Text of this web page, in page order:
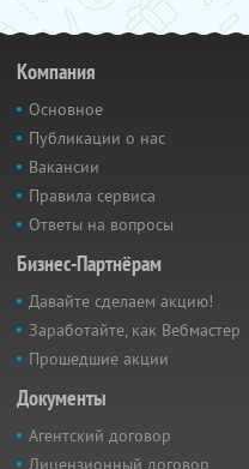
Компания
Основное
Публикации о нас
Вакансии
Правила сервиса
Ответы на вопросы
Бизнес-Партнёрам
Давайте сделаем акцию!
Заработайте, как Вебмастер
Прошедшие акции
Документы
Агентский договор
Лицензионный договор